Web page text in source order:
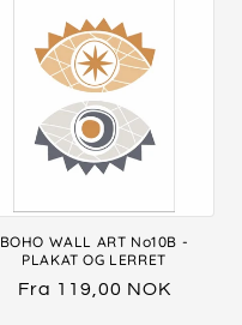
BOHO WALL ART No10B -
PLAKAT OG LERRET
Vanlig
Fra 119,00 NOK